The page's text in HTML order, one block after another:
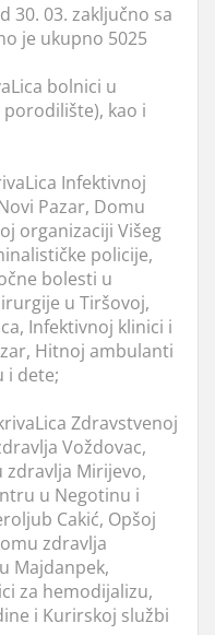
30. 03. zaključno sa
je ukupno 5025
bolnici u
porodilište), kao i
Infektivnoj
Pazar, Domu
organizaciji Višeg
policije,
bolesti u
u Tiršovoj,
Infektivnoj klinici i
Hitnoj ambulanti
i dete;
Zdravstvenoj
Voždovac,
zdravlja Mirijevo,
u Negotinu i
Cakić, Opšoj
zdravlja
Majdanpek,
za hemodijalizu,
i Kurirskoj službi